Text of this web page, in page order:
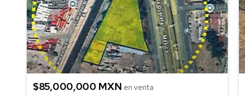
$85,000,000 MXN en venta